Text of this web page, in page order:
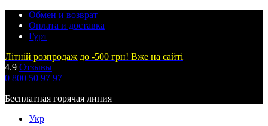
Обмен и возврат
Оплата и доставка
Гурт
Літній розпродаж до -500 грн! Вже на сайті
4.9 Отзывы
0 800 50 97 97
Бесплатная горячая линия
Укр